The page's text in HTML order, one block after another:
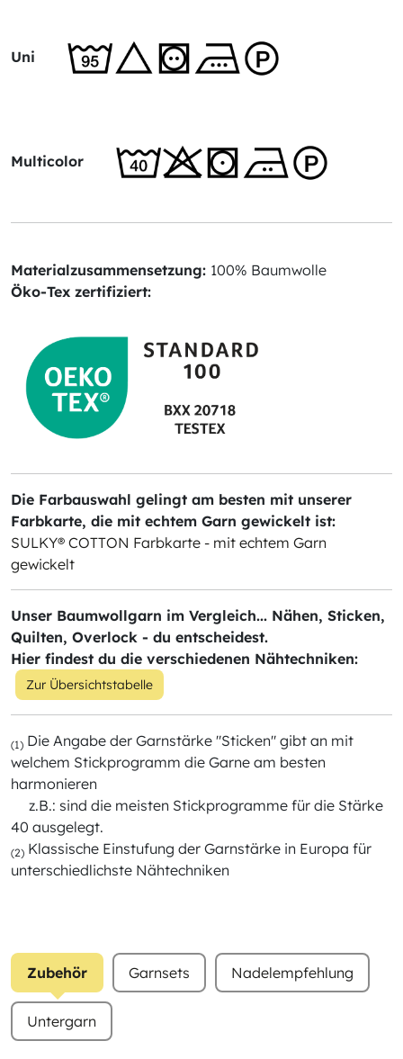
Uni
Multicolor
Materialzusammensetzung: 100% Baumwolle
Öko-Tex zertifiziert:
Die Farbauswahl gelingt am besten mit unserer
Farbkarte, die mit echtem Garn gewickelt ist:
SULKY® COTTON Farbkarte - mit echtem Garn
gewickelt
Unser Baumwollgarn im Vergleich... Nähen, Sticken,
Quilten, Overlock - du entscheidest.
Hier findest du die verschiedenen Nähtechniken:
Zur Übersichtstabelle
(1) Die Angabe der Garnstärke "Sticken" gibt an mit
welchem Stickprogramm die Garne am besten
harmonieren
z.B.: sind die meisten Stickprogramme für die Stärke
40 ausgelegt.
(2) Klassische Einstufung der Garnstärke in Europa für
unterschiedlichste Nähtechniken
Zubehör Garnsets Nadelempfehlung
Untergarn